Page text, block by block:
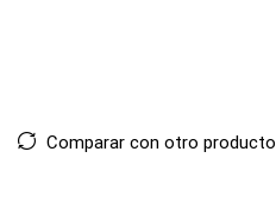
Comparar con otro producto